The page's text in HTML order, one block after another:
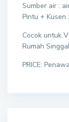
Sumber air :
Pintu + Kusen
Cocok untuk
Rumah
PRICE: